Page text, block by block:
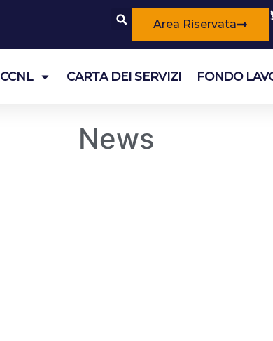
Area Riservata
CCNL CARTA DEI SERVIZI FONDO
News